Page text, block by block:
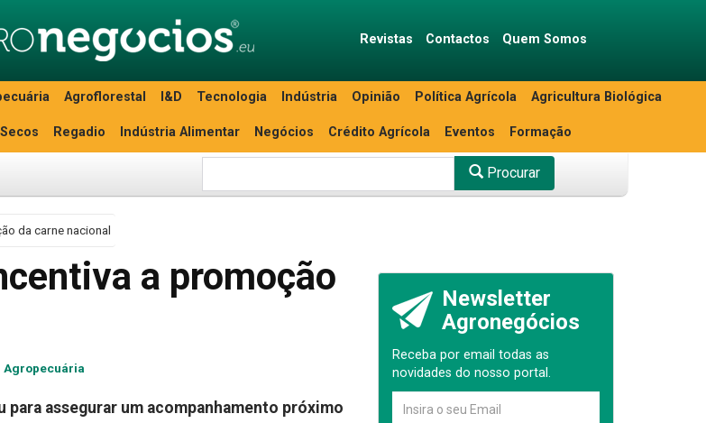
Revistas Contactos Quem Somos
Agroflorestal I&D Tecnologia Indústria Opinião Política Agrícola Agricultura Biológica
Regadio Indústria Alimentar Negócios Crédito Agrícola Eventos Formação
Procurar
da carne nacional
a promoção
Agropecuária
assegurar um acompanhamento próximo
Newsletter
Agronegócios
Receba por email todas as
novidades do nosso portal.